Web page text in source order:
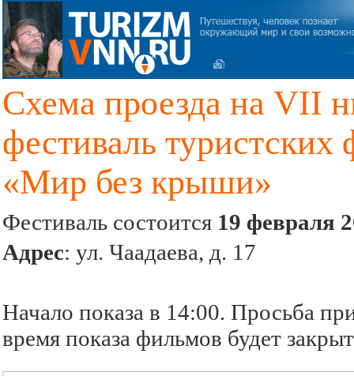
Схема проезда на VII
фестиваль
«Мир без крыши»
Фестиваль состоится 19 февраля
Адрес: ул. Чаадаева, д. 17
Начало показа в 14:00. Просьба
время показа фильмов будет